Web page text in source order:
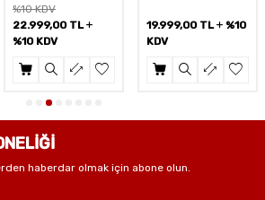
%10 KDV
22.999,00TL
%10 KDV
19.999,00TL
%10
KDV
haberdar olmak için abone olun.